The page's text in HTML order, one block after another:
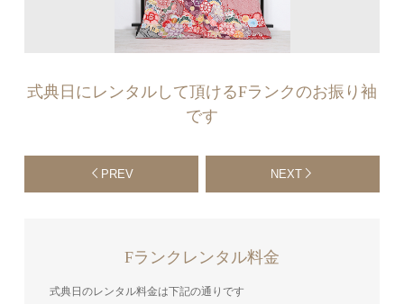
式典日にレンタルして頂けるFランクのお振り袖
です
PREV NEXT
Fランクレンタル料金
式典日のレンタル料金は下記の通りです